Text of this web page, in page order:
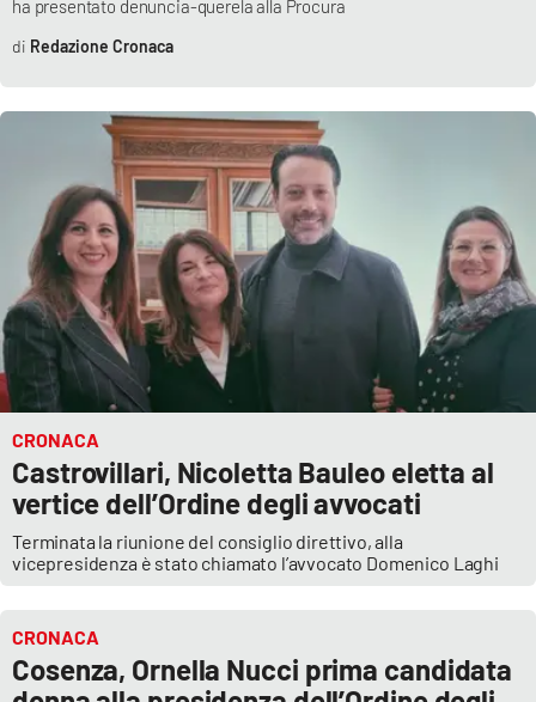
Parchi Marini Calabria
Imprese Di Calabria
Le perfidie di Antonella Grippo
Venti di comunicazione
STREAMING
LaC TV
LaC Network
LaC OnAir
LOCALI
Catanzaro
ha presentato denuncia-querela alla Procura
Redazione Cronaca
CRONACA
Castrovillari, Nicoletta Bauleo eletta al
vertice dell’Ordine degli avvocati
Terminata la riunione del consiglio direttivo, alla
vicepresidenza è stato chiamato l’avvocato Domenico Laghi
CRONACA
Cosenza, Ornella Nucci prima candidata